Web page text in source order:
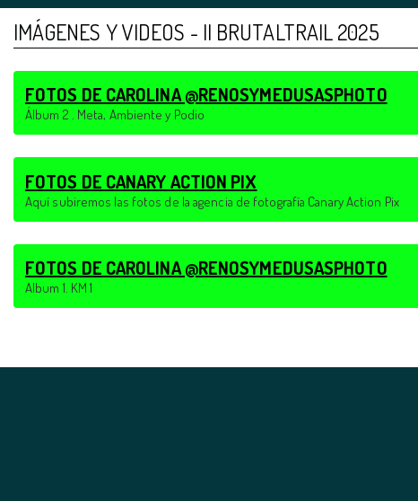
IMÁGENES Y VIDEOS - II BRUTALTRAIL 2025
FOTOS DE CAROLINA @RENOSYMEDUSASPHOTO
Álbum 2 . Meta, Ambiente y Podio
FOTOS DE CANARY ACTION PIX
Aquí subiremos las fotos de la agencia de fotografía Canary Action Pix
FOTOS DE CAROLINA @RENOSYMEDUSASPHOTO
Album 1. KM 1